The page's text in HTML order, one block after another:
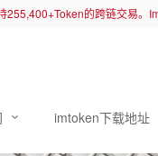
的跨链交易。
imtoken下载地址